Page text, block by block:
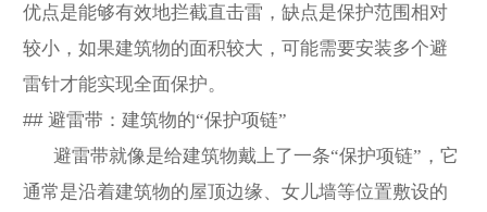
优点是能够有效地拦截直击雷，缺点是保护范围相对
较小，如果建筑物的面积较大，可能需要安装多个避
雷针才能实现全面保护。
## 避雷带：建筑物的“保护项链”
避雷带就像是给建筑物戴上了一条“保护项链”，它
通常是沿着建筑物的屋顶边缘、女儿墙等位置敷设的